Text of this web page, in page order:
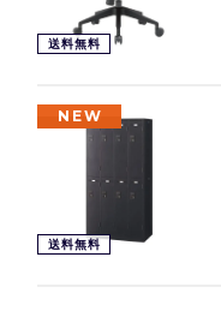
送料無料
NEW
送料無料